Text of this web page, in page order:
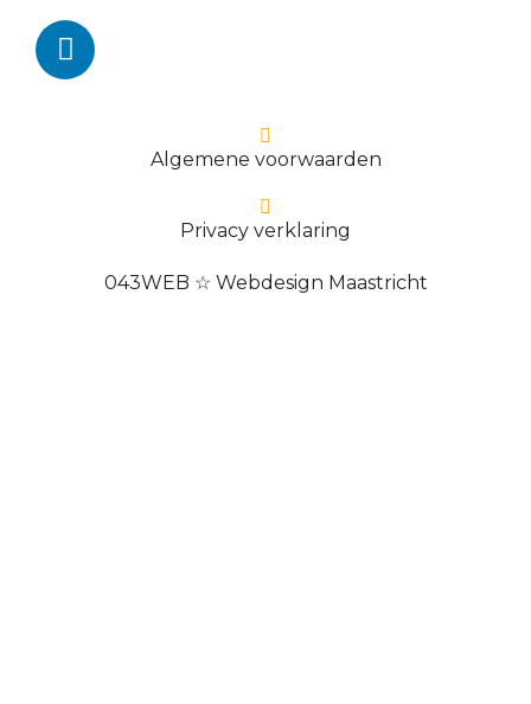
Algemene voorwaarden
Privacy verklaring
043WEB ☆ Webdesign Maastricht